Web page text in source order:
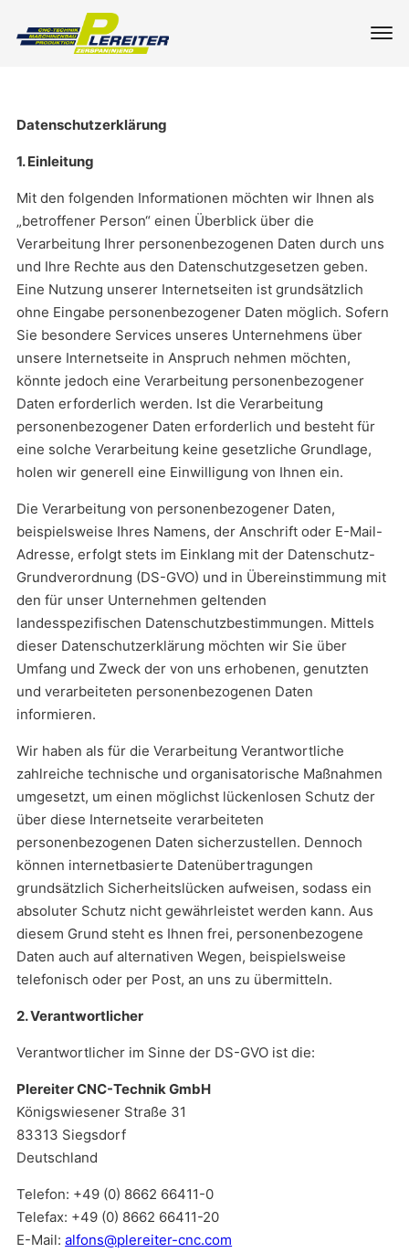
Datenschutzerklärung
1. Einleitung
Mit den folgenden Informationen möchten wir Ihnen als
„betroffener Person“ einen Überblick über die
Verarbeitung Ihrer personenbezogenen Daten durch uns
und Ihre Rechte aus den Datenschutzgesetzen geben.
Eine Nutzung unserer Internetseiten ist grundsätzlich
ohne Eingabe personenbezogener Daten möglich. Sofern
Sie besondere Services unseres Unternehmens über
unsere Internetseite in Anspruch nehmen möchten,
könnte jedoch eine Verarbeitung personenbezogener
Daten erforderlich werden. Ist die Verarbeitung
personenbezogener Daten erforderlich und besteht für
eine solche Verarbeitung keine gesetzliche Grundlage,
holen wir generell eine Einwilligung von Ihnen ein.
Die Verarbeitung von personenbezogener Daten,
beispielsweise Ihres Namens, der Anschrift oder E-Mail-
Adresse, erfolgt stets im Einklang mit der Datenschutz-
Grundverordnung (DS-GVO) und in Übereinstimmung mit
den für unser Unternehmen geltenden
landesspezifischen Datenschutzbestimmungen. Mittels
dieser Datenschutzerklärung möchten wir Sie über
Umfang und Zweck der von uns erhobenen, genutzten
und verarbeiteten personenbezogenen Daten
informieren.
Wir haben als für die Verarbeitung Verantwortliche
zahlreiche technische und organisatorische Maßnahmen
umgesetzt, um einen möglichst lückenlosen Schutz der
über diese Internetseite verarbeiteten
personenbezogenen Daten sicherzustellen. Dennoch
können internetbasierte Datenübertragungen
grundsätzlich Sicherheitslücken aufweisen, sodass ein
absoluter Schutz nicht gewährleistet werden kann. Aus
diesem Grund steht es Ihnen frei, personenbezogene
Daten auch auf alternativen Wegen, beispielsweise
telefonisch oder per Post, an uns zu übermitteln.
2. Verantwortlicher
Verantwortlicher im Sinne der DS-GVO ist die:
Plereiter CNC-Technik GmbH
Königswiesener Straße 31
83313 Siegsdorf
Deutschland
Telefon: +49 (0) 8662 66411-0
Telefax: +49 (0) 8662 66411-20
E-Mail:alfons@plereiter-cnc.com